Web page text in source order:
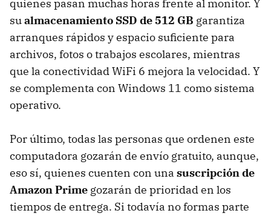
quienes pasan muchas horas frente al monitor. Y
sualmacenamiento SSD de 512 GB garantiza
arranques rápidos y espacio suficiente para
archivos, fotos o trabajos escolares, mientras
que la conectividad WiFi 6 mejora la velocidad. Y
se complementa con Windows 11 como sistema
operativo.
Por último, todas las personas que ordenen este
computadora gozarán de envío gratuito, aunque,
eso sí, quienes cuenten con una suscripción de
Amazon Prime gozarán de prioridad en los
tiempos de entrega. Si todavía no formas parte